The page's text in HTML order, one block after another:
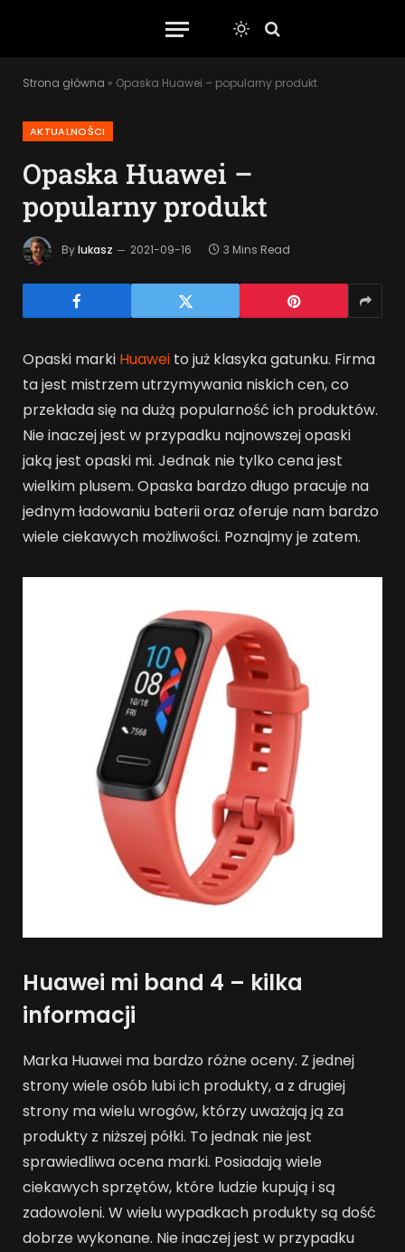
Strona główna » Opaska Huawei – popularny produkt
AKTUALNOŚCI
Opaska Huawei –
popularny produkt
Bylukasz 2021-09-16 3 Mins Read
Opaski marki Huawei to już klasyka gatunku. Firma
ta jest mistrzem utrzymywania niskich cen, co
przekłada się na dużą popularność ich produktów.
Nie inaczej jest w przypadku najnowszej opaski
jaką jest opaski mi. Jednak nie tylko cena jest
wielkim plusem. Opaska bardzo długo pracuje na
jednym ładowaniu baterii oraz oferuje nam bardzo
wiele ciekawych możliwości. Poznajmy je zatem.
Huawei mi band 4 – kilka
informacji
Marka Huawei ma bardzo różne oceny. Z jednej
strony wiele osób lubi ich produkty, a z drugiej
strony ma wielu wrogów, którzy uważają ją za
produkty z niższej półki. To jednak nie jest
sprawiedliwa ocena marki. Posiadają wiele
ciekawych sprzętów, które ludzie kupują i są
zadowoleni. W wielu wypadkach produkty są dość
dobrze wykonane. Nie inaczej jest w przypadku